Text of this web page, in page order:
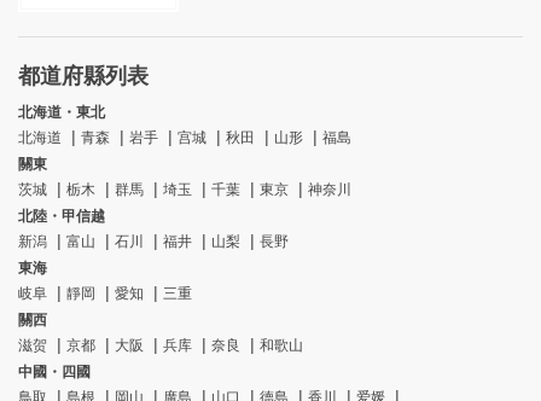
都道府縣列表
北海道・東北
北海道
青森 岩手 宫城 秋田 山形
福島
關東
茨城
栃木 群馬 埼玉 千葉 東京
神奈川
北陸・甲信越
新潟
富山 石川 福井 山梨
長野
東海
岐阜
靜岡 愛知
三重
關西
滋贺
京都 大阪 兵库 奈良
和歌山
中國・四國
鳥取
島根 岡山 廣島 山口 德島 香川
爱媛